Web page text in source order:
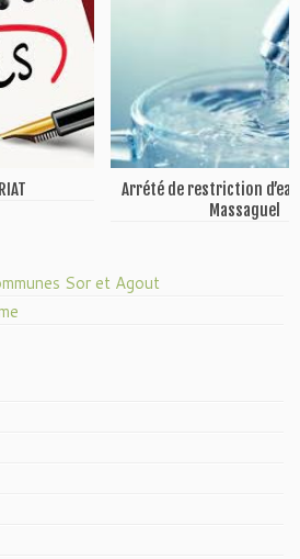
Arrété de restriction
Massaguel
Sor et Agout